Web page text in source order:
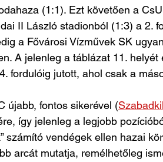
(1:1). Ezt követően a
II László stadionból (1:3) a 2.
a Fővárosi Vízművek SK
A jelenleg a táblázat 11.
fordulóig jutott, ahol csak a
újabb, fontos sikerével (
így jelenleg a legjobb
számító vendégek ellen hazai
arcát mutatja, remélhetőleg